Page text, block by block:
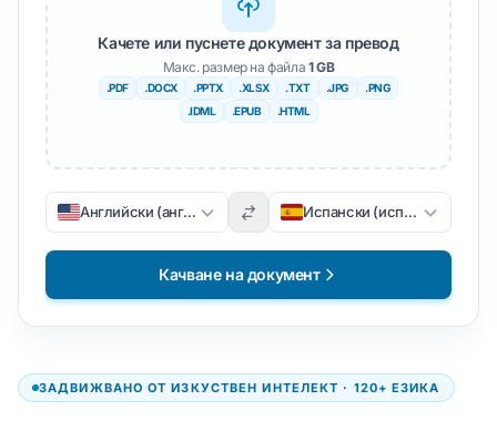
ЗАДВИЖВАНО ОТ ИЗКУСТВЕН ИНТЕЛЕКТ · 120+ ЕЗИКА
Качете или пуснете документ за превод
Макс. размер на файла 1 GB
.PDF .DOCX .PPTX .XLSX .TXT .JPG
.PNG
.IDML
.EPUB .HTML
Английски (английски) Испански (испански)
Качване на документ